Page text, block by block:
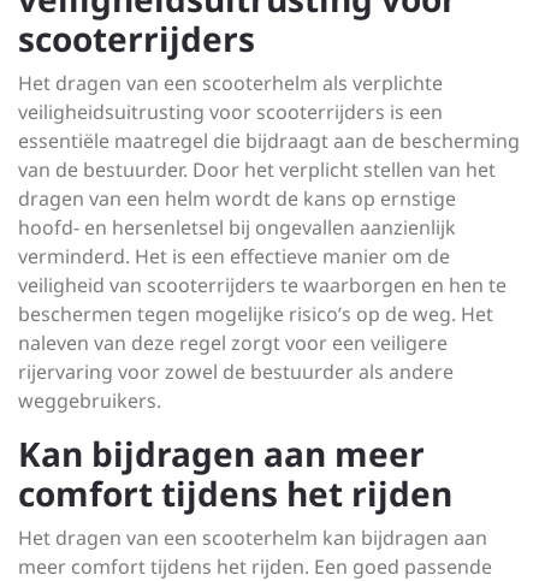
scooterrijders
Het dragen van een scooterhelm als verplichte
veiligheidsuitrusting voor scooterrijders is een
essentiële maatregel die bijdraagt aan de bescherming
van de bestuurder. Door het verplicht stellen van het
dragen van een helm wordt de kans op ernstige
hoofd- en hersenletsel bij ongevallen aanzienlijk
verminderd. Het is een effectieve manier om de
veiligheid van scooterrijders te waarborgen en hen te
beschermen tegen mogelijke risico’s op de weg. Het
naleven van deze regel zorgt voor een veiligere
rijervaring voor zowel de bestuurder als andere
weggebruikers.
Kan bijdragen aan meer
comfort tijdens het rijden
Het dragen van een scooterhelm kan bijdragen aan
meer comfort tijdens het rijden. Een goed passende